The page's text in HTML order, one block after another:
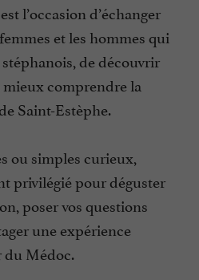
l’occasion d’échanger
et les hommes qui
de découvrir
comprendre la
Saint-Estèphe.
ou simples curieux,
privilégié pour déguster
poser vos questions
une expérience
Médoc.